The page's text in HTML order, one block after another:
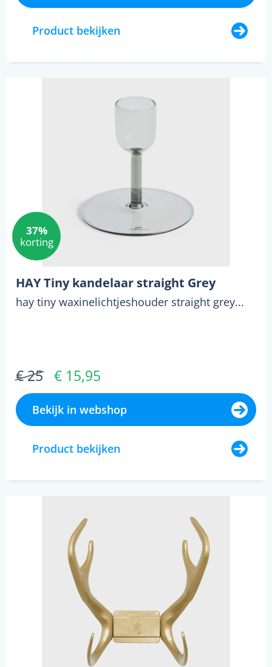
Product bekijken
37%
korting
HAY Tiny kandelaar straight Grey
hay tiny waxinelichtjeshouder straight grey...
€ 25 € 15,95
Bekijk in webshop
Product bekijken